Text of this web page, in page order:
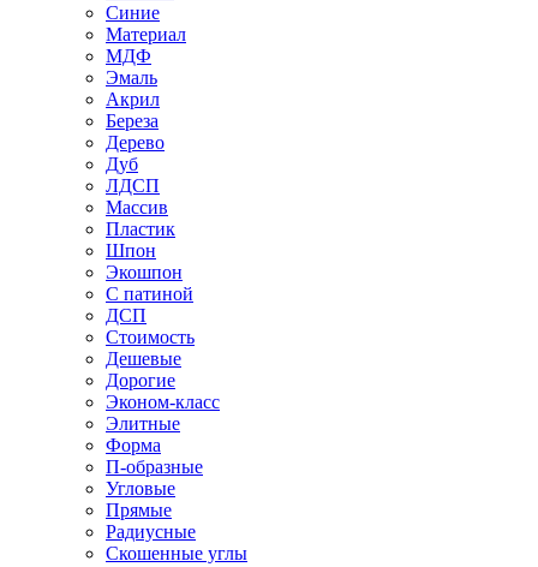
Синие
Материал
МДФ
Эмаль
Акрил
Береза
Дерево
Дуб
ЛДСП
Массив
Пластик
Шпон
Экошпон
С патиной
ДСП
Стоимость
Дешевые
Дорогие
Эконом-класс
Элитные
Форма
П-образные
Угловые
Прямые
Радиусные
Скошенные углы